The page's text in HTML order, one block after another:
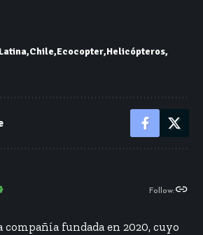
Chile Ecocopter Helicópteros
Follow:
compañía fundada en 2020, cuyo